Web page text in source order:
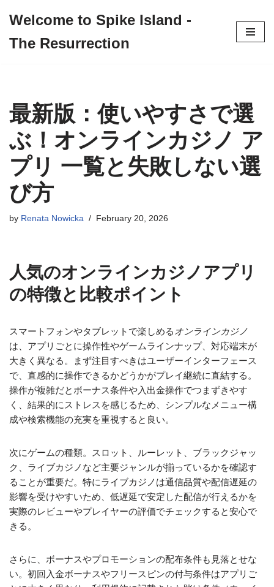
to
Welcome to Spike Island -
The Resurrection
最新版：使いやすさで選
ぶ！オンラインカジノ ア
プリ 一覧と失敗しない選
び方
by Renata Nowicka February 20, 2026
人気のオンラインカジノアプリ
の特徴と比較ポイント
スマートフォンやタブレットで楽しめる オンラインカジノ
は、アプリごとに操作性やゲームラインナップ、対応端末が
大きく異なる。まず注目すべきはユーザーインターフェース
で、直感的に操作できるかどうかがプレイ継続に直結する。
操作が複雑だとボーナス条件や入出金操作でつまずきやす
く、結果的にストレスを感じるため、シンプルなメニュー構
成や検索機能の充実を重視すると良い。
次にゲームの種類。スロット、ルーレット、ブラックジャッ
ク、ライブカジノなど主要ジャンルが揃っているかを確認す
ることが重要だ。特にライブカジノは通信品質や配信遅延の
影響を受けやすいため、低遅延で安定した配信が行えるかを
実際のレビューやプレイヤーの評価でチェックすると安心で
きる。
さらに、ボーナスやプロモーションの配布条件も見落とせな
い。初回入金ボーナスやフリースピンの付与条件はアプリご